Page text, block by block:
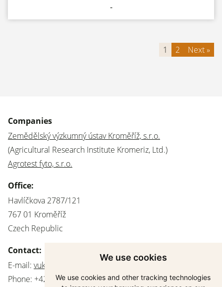
We use cookies
We use cookies and other tracking technologies
-
1 2 Next »
Companies
Zemědělský výzkumný ústav Kroměříž, s.r.o.
(Agricultural Research Institute Kromeriz, Ltd.)
Agrotest fyto, s.r.o.
Office:
Havlíčkova 2787/121
767 01 Kroměříž
Czech Republic
Contact:
E-mail: vukrom@vukrom.cz
Phone: +420 573 317 111